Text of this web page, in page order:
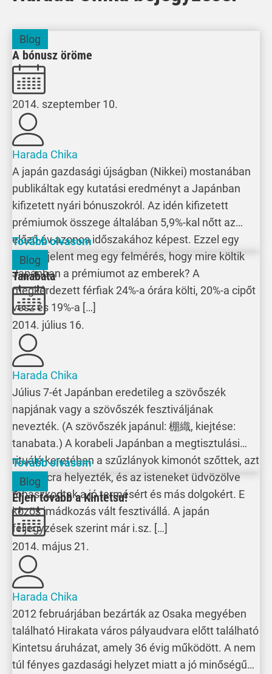
Blog
A bónusz öröme
2014. szeptember 10.
Harada Chika
A japán gazdasági újságban (Nikkei) mostanában
publikáltak egy kutatási eredményt a Japánban
kifizetett nyári bónuszokról. Az idén kifizetett
prémiumok összege általában 5,9%-kal nőtt az
előző év azonos időszakához képest. Ezzel egy
időben jelent meg egy felmérés, hogy mire költik
Japánban a prémiumot az emberek? A
megkérdezett férfiak 24%-a órára költi, 20%-a cipőt
vesz és 19%-a […]
Tovább olvasom
Blog
Tanabata
2014. július 16.
Harada Chika
Július 7-ét Japánban eredetileg a szövőszék
napjának vagy a szövőszék fesztiváljának
nevezték. (A szövőszék japánul: 棚織, kiejtése:
tanabata.) A korabeli Japánban a megtisztulási
rituálé keretében a szűzlányok kimonót szőttek, azt
egy polcra helyezték, és az isteneket üdvözölve
fohászkodtak a jó termésért és más dolgokért. E
közös imádkozás vált fesztivállá. A japán
feljegyzések szerint már i.sz. […]
Tovább olvasom
Blog
Éljen tovább a Kintetsu!
2014. május 21.
Harada Chika
2012 februárjában bezárták az Osaka megyében
található Hirakata város pályaudvara előtt található
Kintetsu áruházat, amely 36 évig működött. A nem
túl fényes gazdasági helyzet miatt a jó minőségű